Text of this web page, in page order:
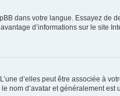
dans votre langue. Essayez de
d’informations sur le site
d’elles peut être associée à
nom d’avatar et généralement